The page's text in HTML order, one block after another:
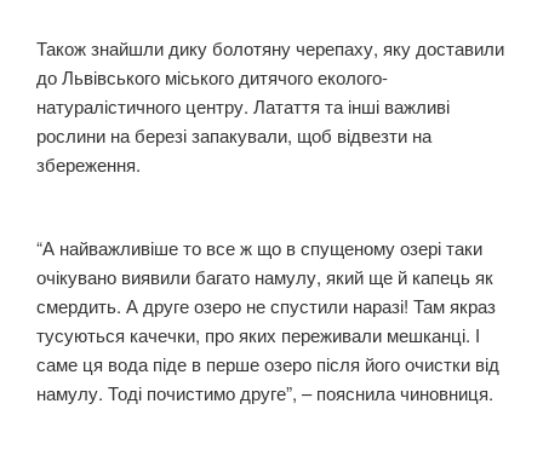
Також знайшли дику болотяну черепаху, яку доставили
до Львівського міського дитячого еколого-
натуралістичного центру. Латаття та інші важливі
рослини на березі запакували, щоб відвезти на
збереження.
“А найважливіше то все ж що в спущеному озері таки
очікувано виявили багато намулу, який ще й капець як
смердить. А друге озеро не спустили наразі! Там якраз
тусуються качечки, про яких переживали мешканці. І
саме ця вода піде в перше озеро після його очистки від
намулу. Тоді почистимо друге”, – пояснила чиновниця.